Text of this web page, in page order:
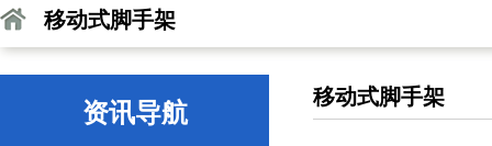
移动式脚手架
资讯导航
移动式脚手架